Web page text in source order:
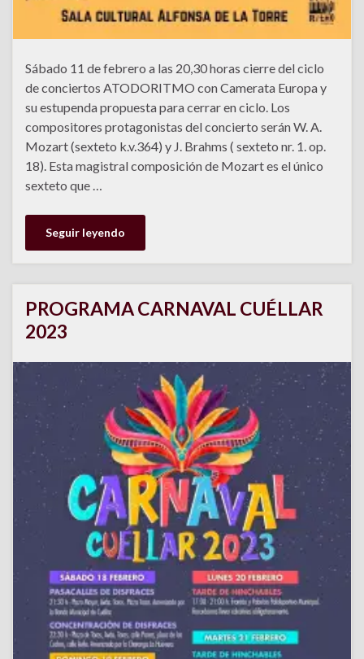
Sábado 11 de febrero a las 20,30 horas cierre del ciclo
de conciertos ATODORITMO con Camerata Europa y
su estupenda propuesta para cerrar en ciclo. Los
compositores protagonistas del concierto serán W. A.
Mozart (sexteto k.v.364) y J. Brahms ( sexteto nr. 1. op.
18). Esta magistral composición de Mozart es el único
sexteto que …
Seguir leyendo
PROGRAMA CARNAVAL CUÉLLAR
2023